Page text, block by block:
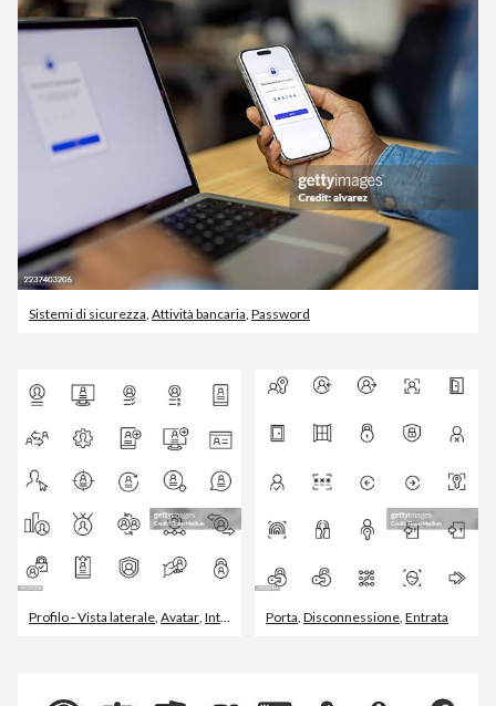
Sistemi di sicurezza, Attività bancaria, Password
Profilo - Vista laterale, Avatar, Internet Porta, Disconnessione, Entrata